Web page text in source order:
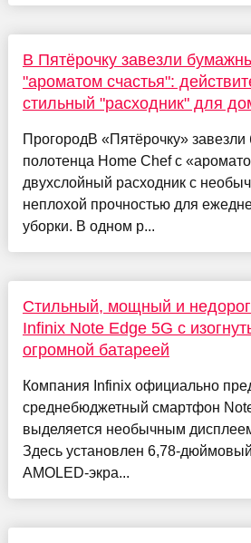
В Пятёрочку завезли
"ароматом счастья":
стильный "расходник" для
ПрогородВ «Пятёрочку»
полотенца Home Chef с
двухслойный расходник с
неплохой прочностью для
уборки. В одном р...
Стильный, мощный и
Infinix Note Edge 5G с
огромной батареей
Компания Infinix официально
среднебюджетный смартфон
выделяется необычным
Здесь установлен 6,78-
AMOLED-экра...